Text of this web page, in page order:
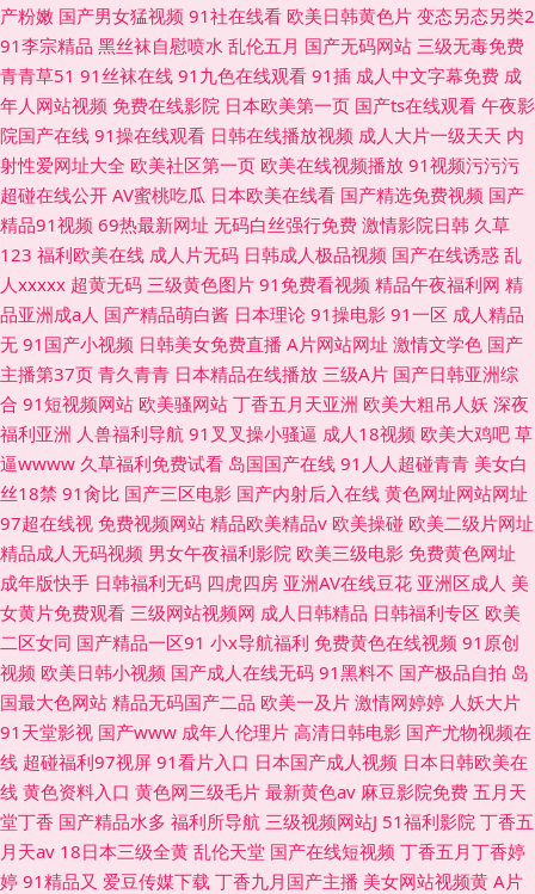
产粉嫩 国产男女猛视频 91社在线看 欧美日韩黄色片 变态另态另类2
91李宗精品 黑丝袜自慰喷水 乱伦五月 国产无码网站 三级无毒免费
青青草51 91丝袜在线 91九色在线观看 91插 成人中文字幕免费 成
年人网站视频 免费在线影院 日本欧美第一页 国产ts在线观看 午夜影
院国产在线 91操在线观看 日韩在线播放视频 成人大片一级天天 内
射性爱网址大全 欧美社区第一页 欧美在线视频播放 91视频污污污
超碰在线公开 AV蜜桃吃瓜 日本欧美在线看 国产精选免费视频 国产
精品91视频 69热最新网址 无码白丝强行免费 激情影院日韩 久草
123 福利欧美在线 成人片无码 日韩成人极品视频 国产在线诱惑 乱
人xxxxx 超黄无码 三级黄色图片 91免费看视频 精品午夜福利网 精
品亚洲成a人 国产精品萌白酱 日本理论 91操电影 91一区 成人精品
无 91国产小视频 日韩美女免费直播 A片网站网址 激情文学色 国产
主播第37页 青久青青 日本精品在线播放 三级A片 国产日韩亚洲综
合 91短视频网站 欧美骚网站 丁香五月天亚洲 欧美大粗吊人妖 深夜
福利亚洲 人兽福利导航 91叉叉操小骚逼 成人18视频 欧美大鸡吧 草
逼wwww 久草福利免费试看 岛国国产在线 91人人超碰青青 美女白
丝18禁 91肏比 国产三区电影 国产内射后入在线 黄色网址网站网址
97超在线视 免费视频网站 精品欧美精品v 欧美操碰 欧美二级片网址
精品成人无码视频 男女午夜福利影院 欧美三级电影 免费黄色网址
成年版快手 日韩福利无码 四虎四房 亚洲AV在线豆花 亚洲区成人 美
女黄片免费观看 三级网站视频网 成人日韩精品 日韩福利专区 欧美
二区女同 国产精品一区91 小x导航福利 免费黄色在线视频 91原创
视频 欧美日韩小视频 国产成人在线无码 91黑料不 国产极品自拍 岛
国最大色网站 精品无码国产二品 欧美一及片 激情网婷婷 人妖大片
91天堂影视 国产www 成年人伦理片 高清日韩电影 国产尤物视频在
线 超碰福利97视屏 91看片入口 日本国产成人视频 日本日韩欧美在
线 黄色资料入口 黄色网三级毛片 最新黄色av 麻豆影院免费 五月天
堂丁香 国产精品水多 福利所导航 三级视频网站J 51福利影院 丁香五
月天av 18日本三级全黄 乱伦天堂 国产在线短视频 丁香五月丁香婷
婷 91精品又 爱豆传媒下载 丁香九月国产主播 美女网站视频黄 A片